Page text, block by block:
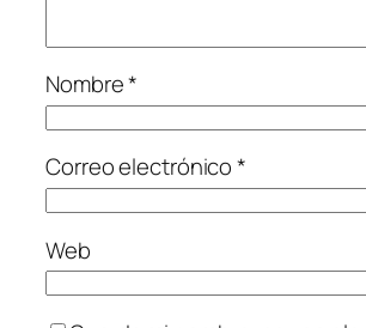
Nombre*
Correo electrónico*
Web